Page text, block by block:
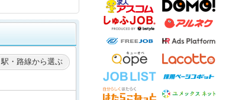
駅・路線から選ぶ